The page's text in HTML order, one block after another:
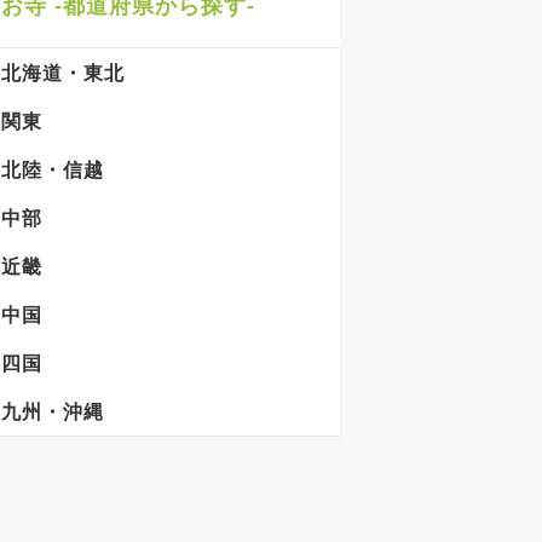
お寺 -都道府県から探す-
北海道・東北
関東
北陸・信越
中部
近畿
中国
四国
九州・沖縄